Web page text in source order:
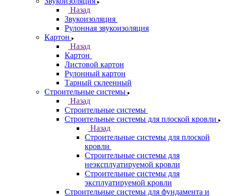
Назад
Звукоизоляция
Рулонная звукоизоляция
Картон
Назад
Картон
Листовой картон
Рулонный картон
Тарный склеенный
Строительные системы
Назад
Строительные системы
Строительные системы для плоской кровли
Назад
Строительные системы для плоской
кровли
Строительные системы для
неэксплуатируемой кровли
Строительные системы для
эксплуатируемой кровли
Строительные системы для фундамента и